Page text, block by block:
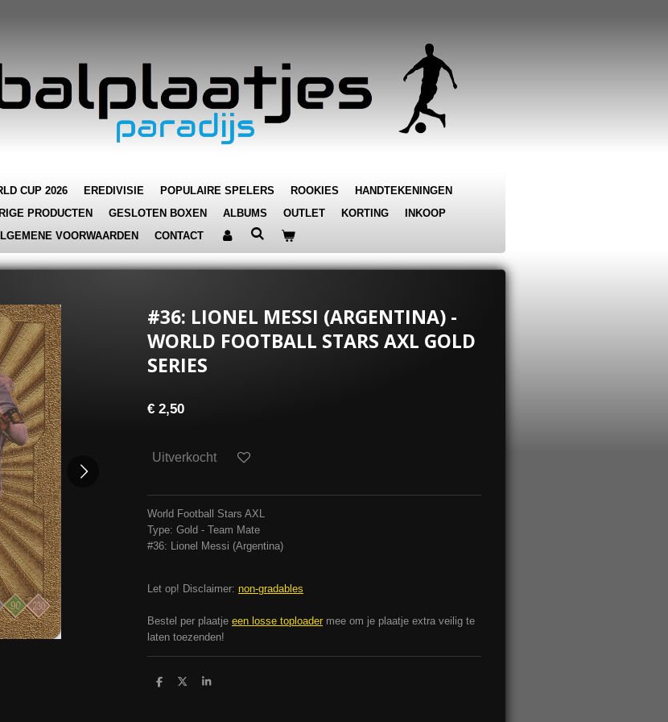
CUP 2026 EREDIVISIE POPULAIRE SPELERS ROOKIES
HANDTEKENINGEN
PRODUCTEN GESLOTEN BOXEN ALBUMS OUTLET KORTING
INKOOP
VOORWAARDEN CONTACT
#36: LIONEL MESSI (ARGENTINA) -
WORLD FOOTBALL STARS AXL GOLD
SERIES
€ 2,50
Uitverkocht
World Football Stars AXL
Type: Gold - Team Mate
#36: Lionel Messi (Argentina)
Let op! Disclaimer: non-gradables
Bestel per plaatje een losse toploader mee om je plaatje extra veilig te
laten toezenden!
D
D
S